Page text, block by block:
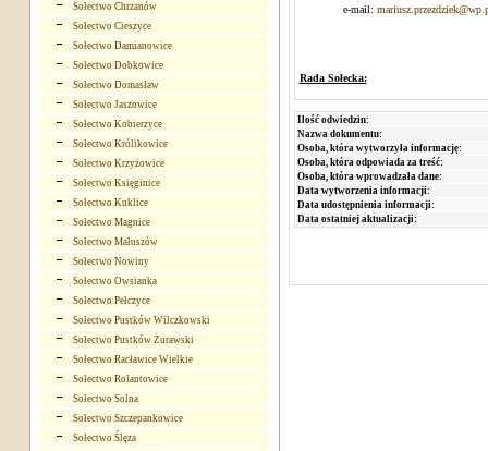
Sołectwo Chrzanów
Sołectwo Cieszyce
Sołectwo Damianowice
Sołectwo Dobkowice
Sołectwo Domasław
Sołectwo Jaszowice
Sołectwo Kobierzyce
Sołectwo Królikowice
Sołectwo Krzyżowice
Sołectwo Księginice
Sołectwo Kuklice
Sołectwo Magnice
Sołectwo Małuszów
Sołectwo Nowiny
Sołectwo Owsianka
Sołectwo Pełczyce
Sołectwo Pustków Wilczkowski
Sołectwo Pustków Żurawski
Sołectwo Racławice Wielkie
Sołectwo Rolantowice
Sołectwo Solna
Sołectwo Szczepankowice
Sołectwo Ślęza
e-mail:
Rada Sołecka:
Ilość odwiedzin:
Nazwa dokumentu:
Osoba, która wytworzyła informację:
Osoba, która odpowiada za treść:
Osoba, która wprowadzała dane:
Data wytworzenia informacji:
Data udostępnienia informacji:
Data ostatniej aktualizacji: